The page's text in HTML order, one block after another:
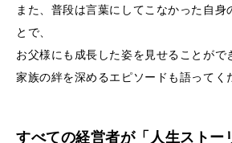
また、普段は言葉にしてこなかった自身
とで、
お父様にも成長した姿を見せることがで
家族の絆を深めるエピソードも語ってく
すべての経営者が「人生ストー